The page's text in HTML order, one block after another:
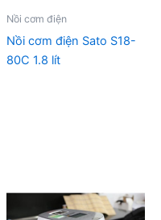
Nồi cơm điện
Nồi cơm điện Sato S18-
80C 1.8 lít